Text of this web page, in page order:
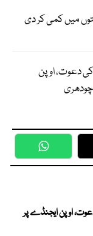
میں کمی کر دی
دعوت، اوپن
WhatsApp
اوپن ایجنڈے پر